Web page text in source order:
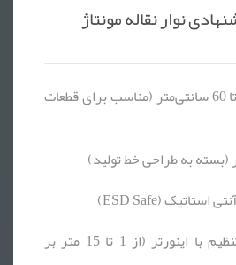
نوار نقاله مونتاژ
عرض نوار: 30 تا 60 سانتی‌متر (مناسب برای قطعات
سرعت: قابل تنظیم با اینورتر (از 1 تا 15 متر بر